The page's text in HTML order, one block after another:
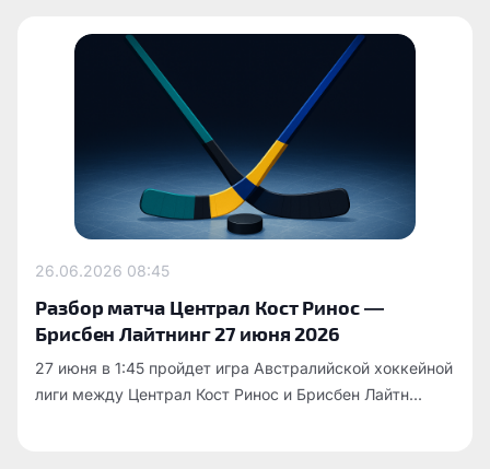
26.06.2026 08:45
Разбор матча Централ Кост Ринос —
Брисбен Лайтнинг 27 июня 2026
27 июня в 1:45 пройдет игра Австралийской хоккейной
лиги между Централ Кост Ринос и Брисбен Лайтн...